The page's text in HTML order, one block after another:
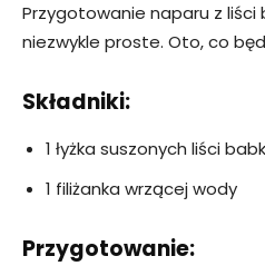
Przygotowanie naparu z
niezwykle proste. Oto, co
Składniki:
1 łyżka suszonych liści
1 filiżanka wrzącej wody
Przygotowanie: